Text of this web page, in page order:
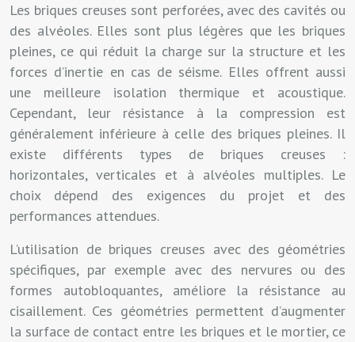
Les briques creuses sont perforées, avec des cavités ou
des alvéoles. Elles sont plus légères que les briques
pleines, ce qui réduit la charge sur la structure et les
forces d’inertie en cas de séisme. Elles offrent aussi
une meilleure isolation thermique et acoustique.
Cependant, leur résistance à la compression est
généralement inférieure à celle des briques pleines. Il
existe différents types de briques creuses :
horizontales, verticales et à alvéoles multiples. Le
choix dépend des exigences du projet et des
performances attendues.
L’utilisation de briques creuses avec des géométries
spécifiques, par exemple avec des nervures ou des
formes autobloquantes, améliore la résistance au
cisaillement. Ces géométries permettent d’augmenter
la surface de contact entre les briques et le mortier, ce